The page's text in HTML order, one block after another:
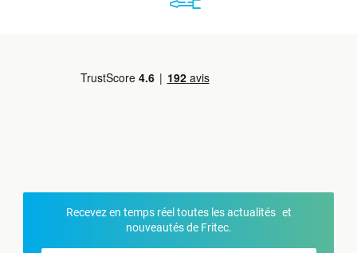
Recevez en temps réel toutes les actualités et
nouveautés de Fritec.